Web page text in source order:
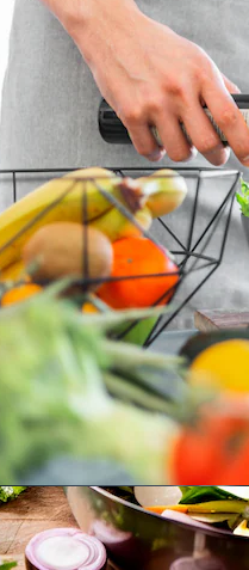
Die kreative Plattform, um
Arbeit zu verwirklichen.
Abonnenten unter
Agenturen und Studios.
Deutsch
Copyright © 2010- 2026 Freepik